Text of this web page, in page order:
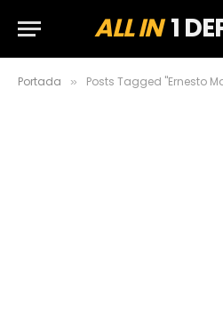
ALL IN1
Portada » Posts Tagged "Ernesto